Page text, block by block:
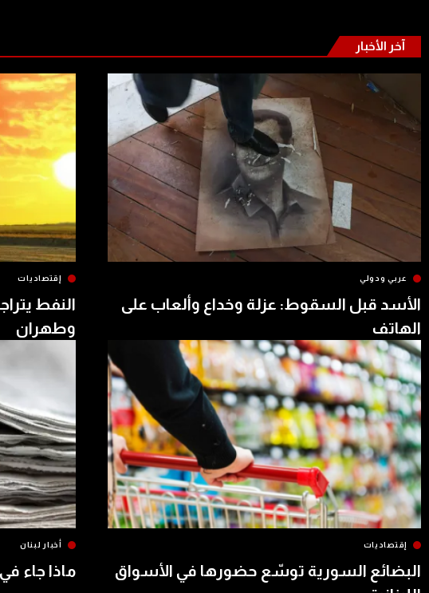
آخر الأخبار
عربي ودولي
الأسد قبل السقوط: عزلة وخداع وألعاب على
الهاتف
إقتصاديات
النفط
وطهران
إقتصاديات
البضائع السورية توسّع حضورها في الأسواق
أخبار لبنان
ماذا جاء